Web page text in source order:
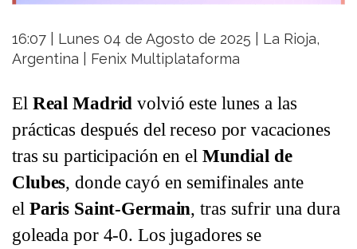
16:07 | Lunes 04 de Agosto de 2025 | La Rioja,
Argentina | Fenix Multiplataforma
El Real Madrid volvió este lunes a las
prácticas después del receso por vacaciones
tras su participación en el Mundial de
Clubes, donde cayó en semifinales ante
el Paris Saint-Germain, tras sufrir una dura
goleada por 4-0. Los jugadores se